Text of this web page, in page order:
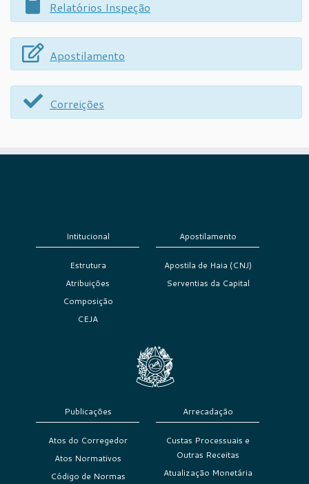
Relatórios Inspeção
Apostilamento
Correições
Intitucional
Estrutura
Atribuições
Composição
CEJA
Apostilamento
Apostila de Haia (CNJ)
Serventias da Capital
Publicações
Atos do Corregedor
Atos Normativos
Código de Normas
Arrecadação
Custas Processuais e
Outras Receitas
Atualização Monetária